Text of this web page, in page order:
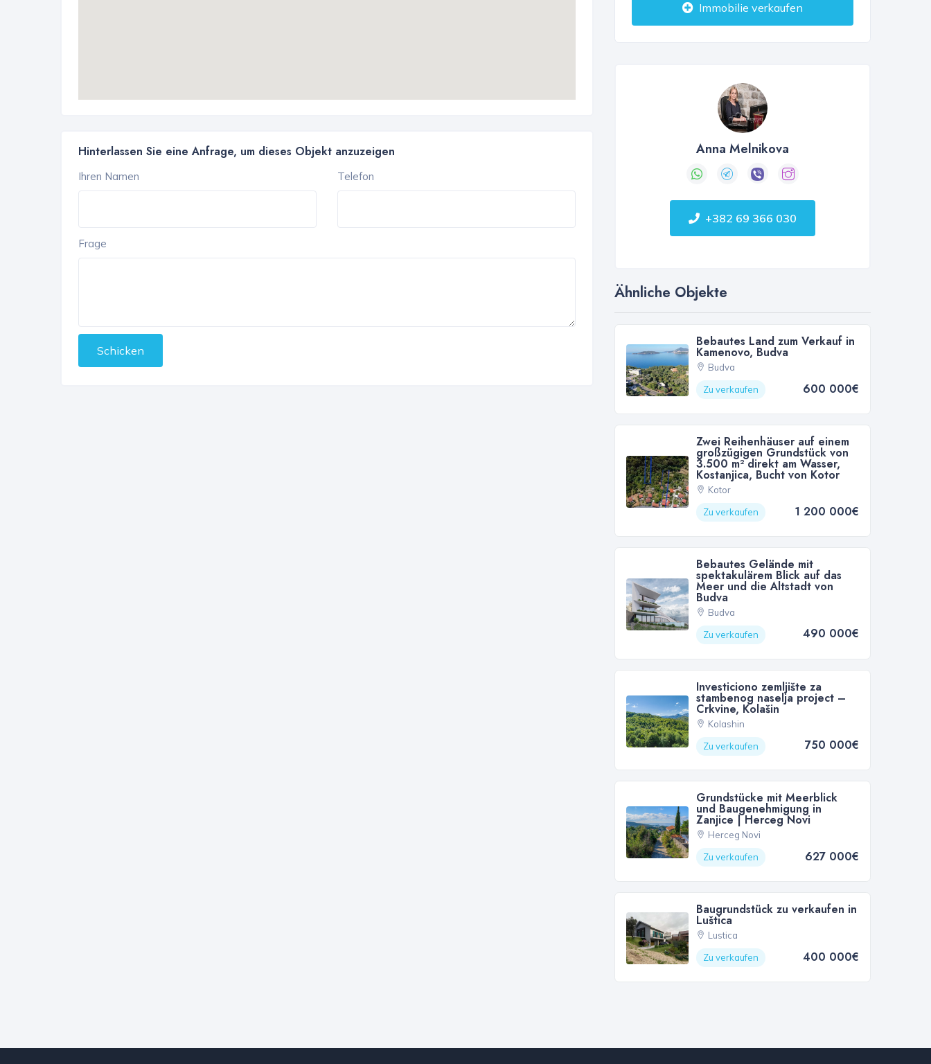
Hinterlassen Sie eine Anfrage, um dieses Objekt anzuzeigen
Ihren Namen Telefon
Frage
Schicken
Immobilie verkaufen
Anna Melnikova
+382 69 366 030
Ähnliche Objekte
Bebautes Land zum Verkauf in
Kamenovo, Budva
Budva
Zu verkaufen
600 000€
Zwei Reihenhäuser auf einem
großzügigen Grundstück von
3.500 m² direkt am Wasser,
Kostanjica, Bucht von Kotor
Kotor
Zu verkaufen
1 200 000€
Bebautes Gelände mit
spektakulärem Blick auf das
Meer und die Altstadt von
Budva
Budva
Zu verkaufen
490 000€
Investiciono zemljište za
stambenog naselja project –
Crkvine, Kolašin
Kolashin
Zu verkaufen
750 000€
Grundstücke mit Meerblick
und Baugenehmigung in
Zanjice | Herceg Novi
Herceg Novi
Zu verkaufen
627 000€
Baugrundstück zu verkaufen in
Luštica
Lustica
Zu verkaufen
400 000€